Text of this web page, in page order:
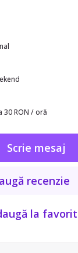
30 RON / oră
Scrie mesaj
recenzie
la